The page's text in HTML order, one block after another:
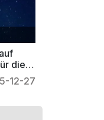
die
12-27